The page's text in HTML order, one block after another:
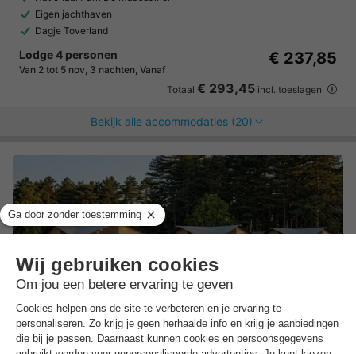
Eigen jachthaven
Dagje Toverland
Lodge 4 personen
Van 2 tot 5 nov, 3 nachten, Vanaf
€ 237,85
Totaal € 293,45 incl. toeslagen
Bekijk alle accommodaties (20)
Arden Parks Tulderheyde ★★★★